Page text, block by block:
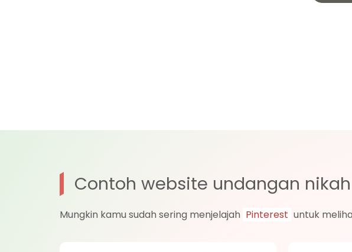
Contoh website undangan
Mungkin kamu sudah sering menjelajah Pinterest untuk